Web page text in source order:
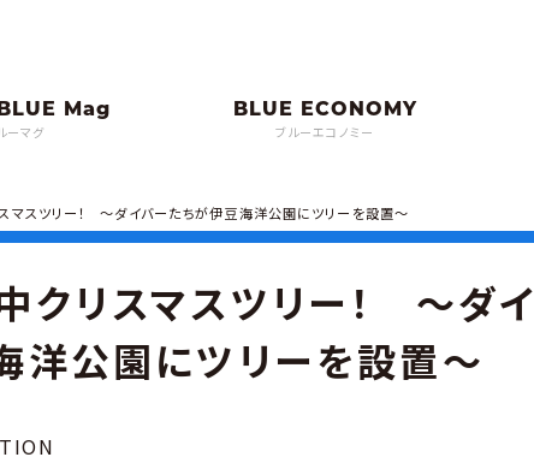
ーマグ ブルーエコノミー
マスツリー！ ～ダイバーたちが伊豆海洋公園にツリーを設置～
クリスマスツリー！ ～ダイ
洋公園にツリーを設置～